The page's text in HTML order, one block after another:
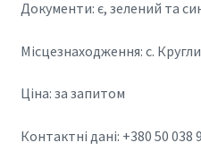
Документи: є, зелений та
Місцезнаходження: с.
Ціна: за запитом
Контактні дані: +380 50 038